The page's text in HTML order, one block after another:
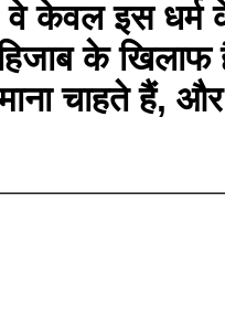
केवल इस धर्म
के खिलाफ
चाहते हैं, और